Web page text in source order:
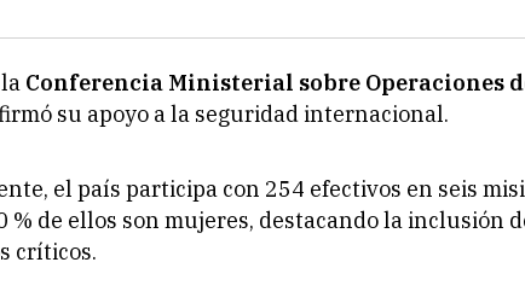
Conferencia Ministerial sobre Operaciones
su apoyo a la seguridad internacional.
el país participa con 254 efectivos en seis
% de ellos son mujeres, destacando la inclusión
críticos.